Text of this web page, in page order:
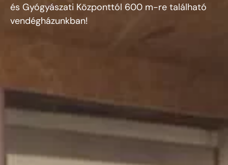
és Gyógyászati Központtól 600 m-re található
vendégházunkban!